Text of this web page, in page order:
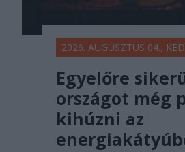
2026. AUGUSZTUS 04.,
Egyelőre
országot még
kihúzni az